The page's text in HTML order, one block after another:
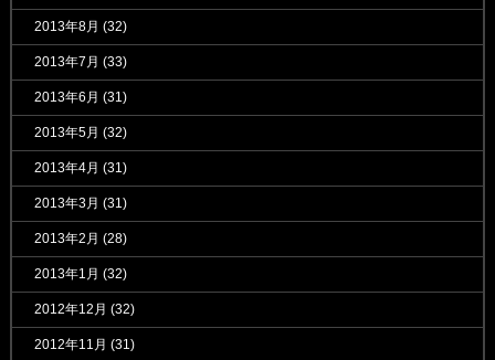
2013年8月 (32)
2013年7月 (33)
2013年6月 (31)
2013年5月 (32)
2013年4月 (31)
2013年3月 (31)
2013年2月 (28)
2013年1月 (32)
2012年12月 (32)
2012年11月 (31)